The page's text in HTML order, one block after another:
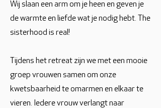
Wij slaan een arm om je heen en geven je
de warmte en liefde wat je nodig hebt. The
sisterhood is real!
Tijdens het retreat zijn we met een mooie
groep vrouwen samen om onze
kwetsbaarheid te omarmen en elkaar te
vieren. Iedere vrouw verlangt naar